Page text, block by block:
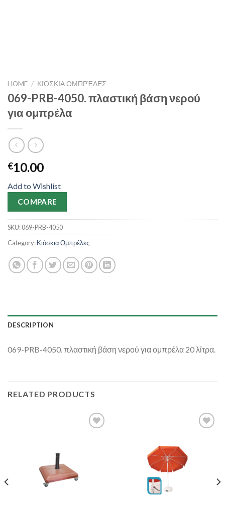
HOME / ΚΙΌΣΚΙΑ ΟΜΠΡΈΛΕΣ
069-PRB-4050. πλαστική βάση νερού
για ομπρέλα
€10.00
Add to Wishlist
COMPARE
SKU:069-PRB-4050
Category:Κιόσκια Ομπρέλες
DESCRIPTION
069-PRB-4050. πλαστική βάση νερού για ομπρέλα 20 λίτρα.
RELATED PRODUCTS